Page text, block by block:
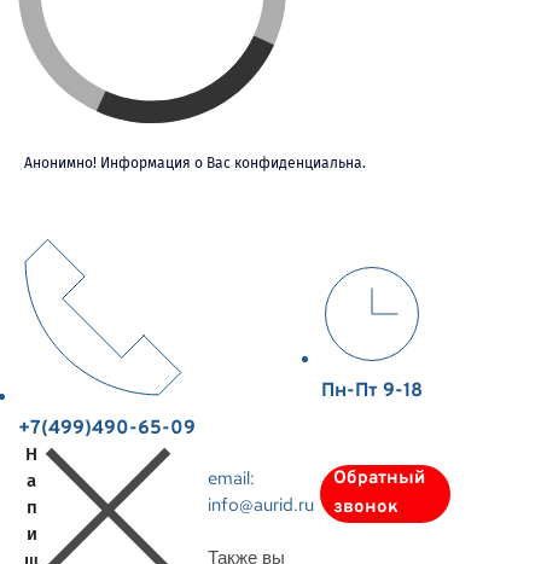
Анонимно! Информация о Вас конфиденциальна.
+7(499)490-65-09
Пн-Пт 9-18
Н
а
п
и
email:
info@aurid.ru
Также вы
Обратный
звонок